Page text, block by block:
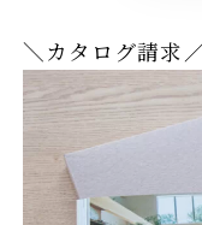
＼カタログ請求